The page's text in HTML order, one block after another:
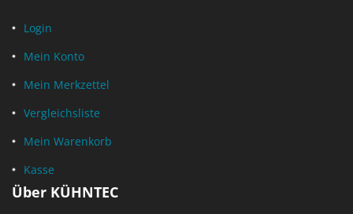
Login
Mein Konto
Mein Merkzettel
Vergleichsliste
Mein Warenkorb
Kasse
Über KÜHNTEC